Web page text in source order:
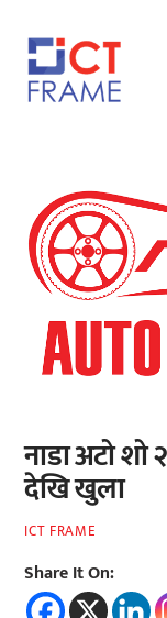
content
नाडा अटो शो
देखि खुला
ICT FRAME
Share It On: